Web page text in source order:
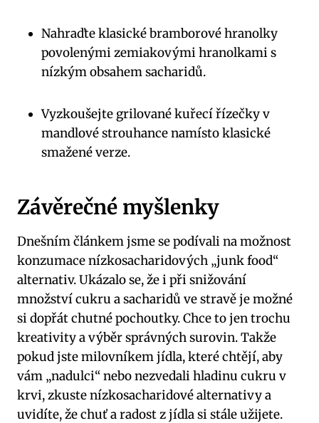
Nahraďte klasické bramborové hranolky
povolenými zemiakovými hranolkami s
nízkým obsahem sacharidů.
Vyzkoušejte grilované kuřecí řízečky v
mandlové strouhance namísto klasické
smažené verze.
Závěrečné myšlenky
Dnešním článkem jsme se podívali na možnost
konzumace nízkosacharidových „junk food“
alternativ. Ukázalo se, že i při snižování
množství cukru a sacharidů ve stravě je možné
si dopřát chutné pochoutky. Chce to jen trochu
kreativity a výběr správných surovin. Takže
pokud jste milovníkem jídla, které chtějí, aby
vám „nadulci“ nebo nezvedali hladinu cukru v
krvi, zkuste nízkosacharidové alternativy a
uvidíte, že chuť a radost z jídla si stále užijete.